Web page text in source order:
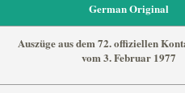
German Original
Auszüge aus dem 72. offiziellen
vom 3. Februar 1977